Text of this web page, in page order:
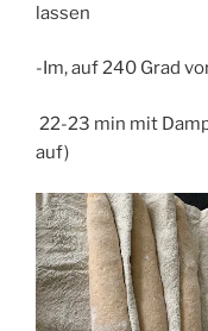
lassen
-Im, auf 240 Grad
22-23 min mit
auf)